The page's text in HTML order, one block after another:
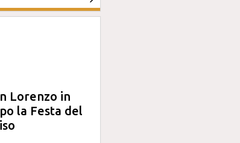
Lorenzo in
la Festa del